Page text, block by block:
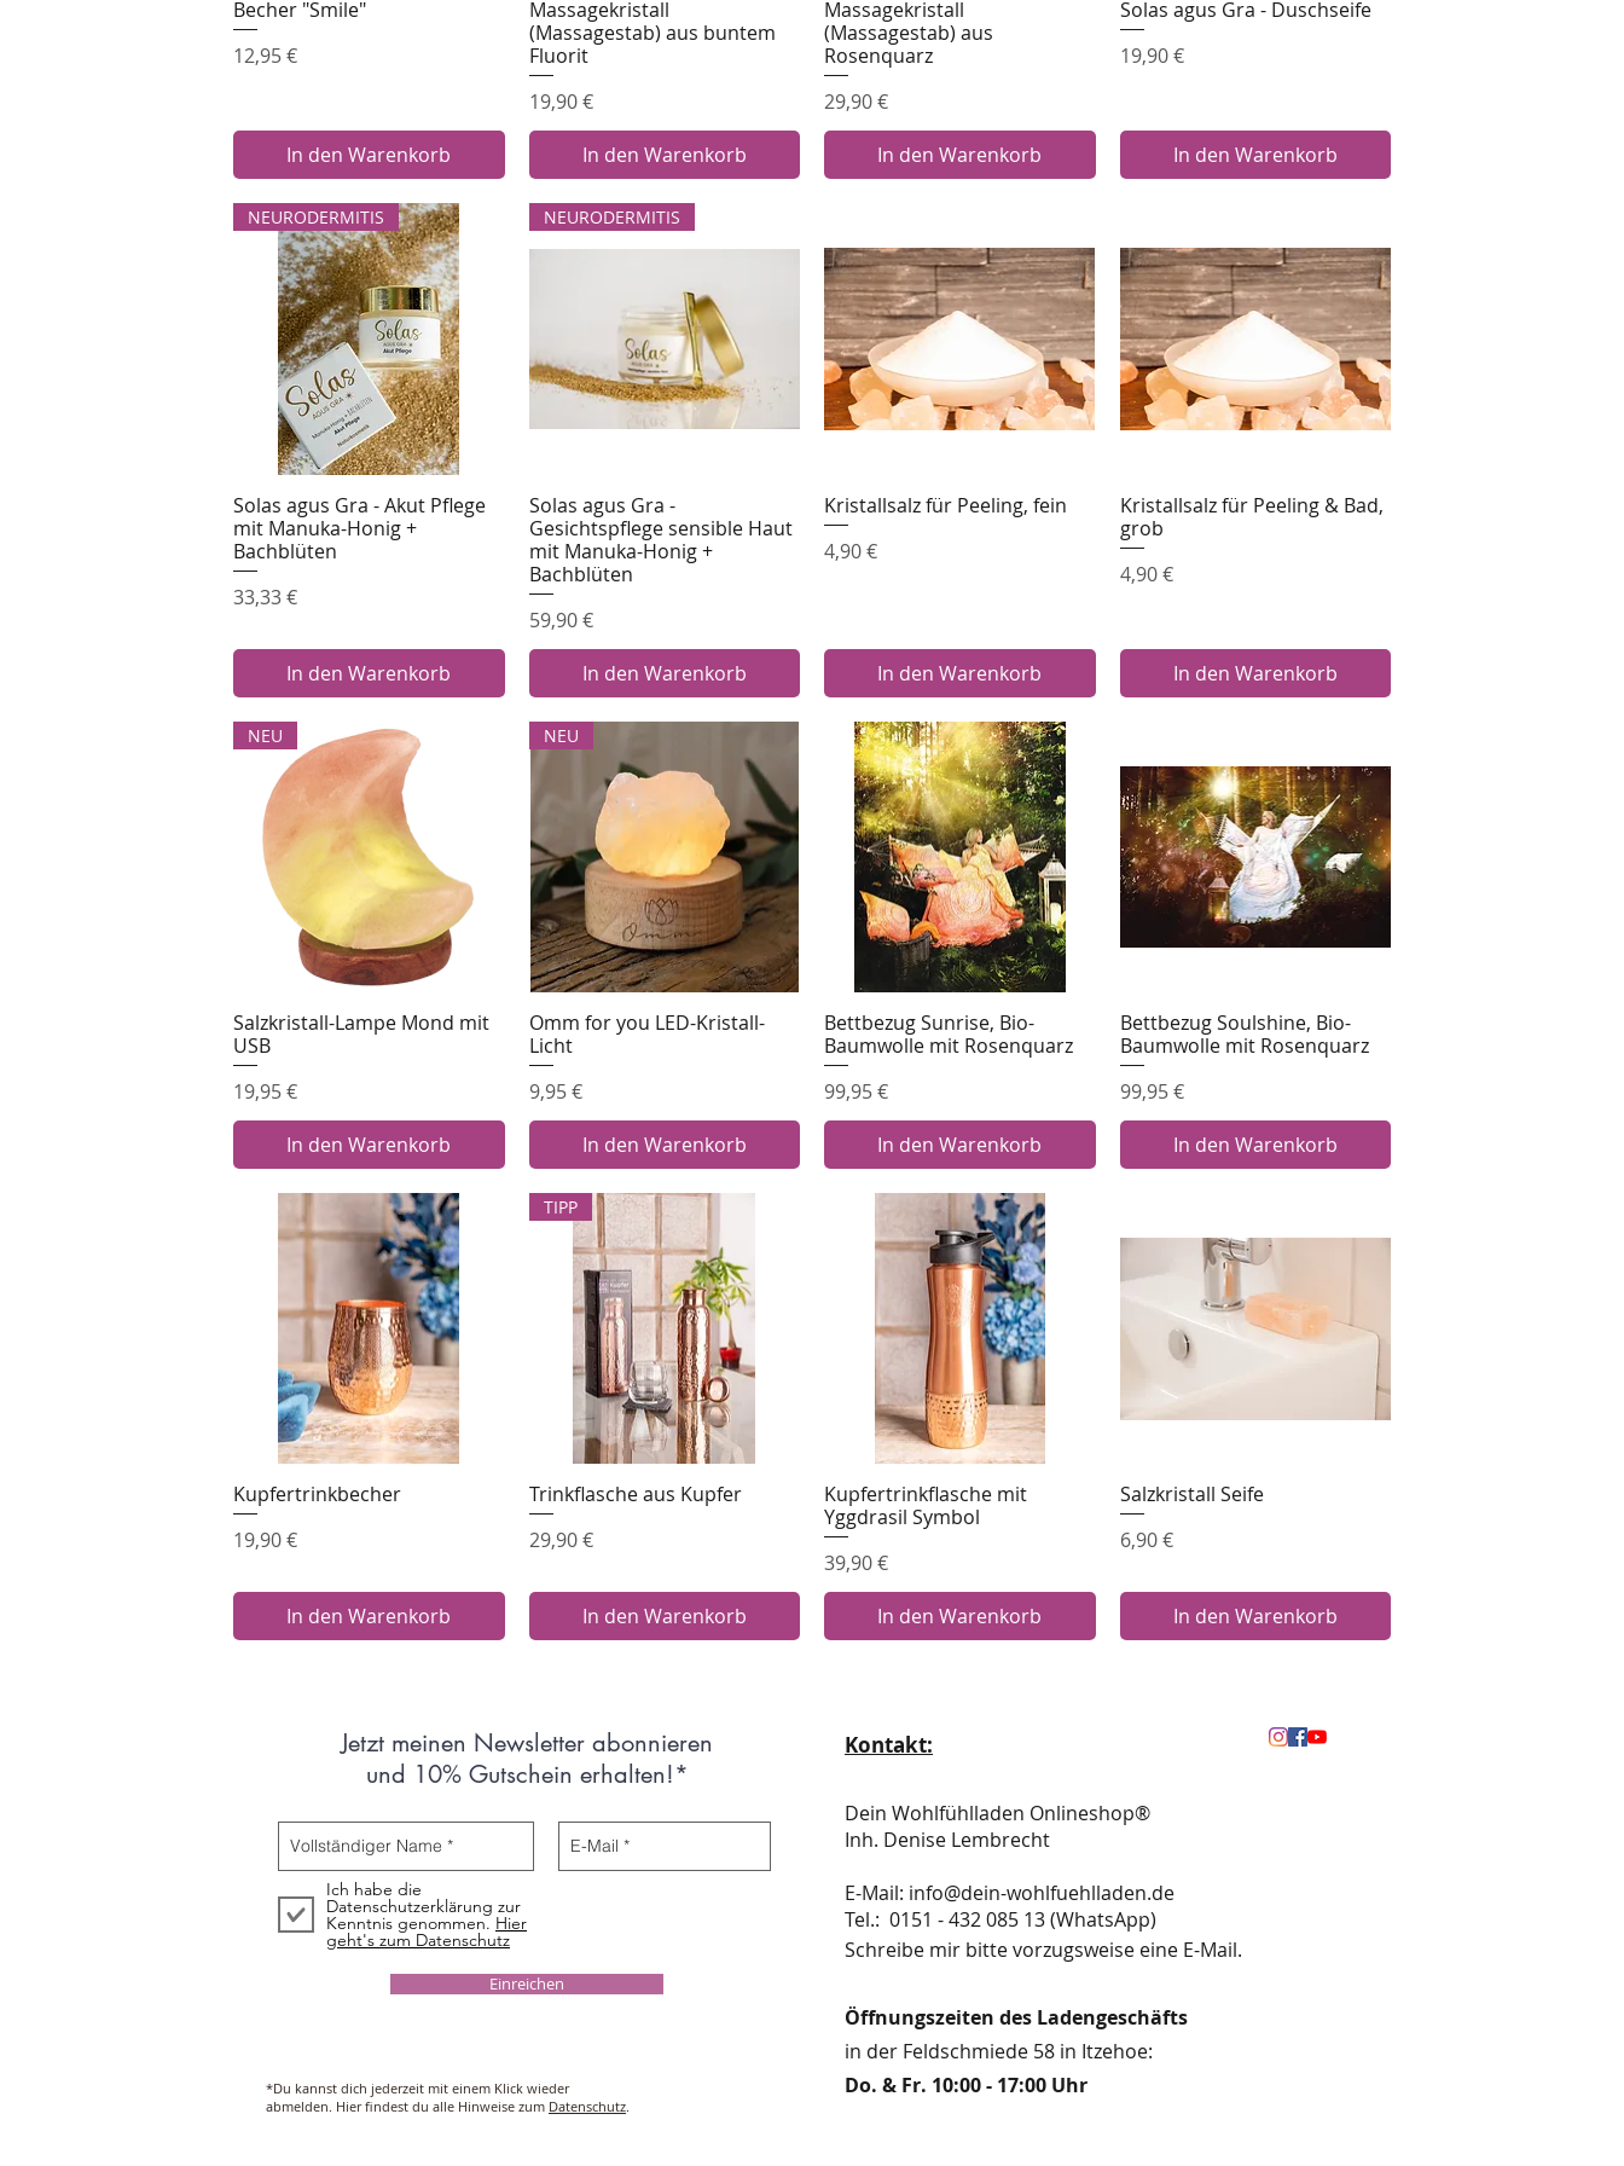
Schnellansicht
Becher "Smile"
Preis
12,95 €
In den Warenkorb
Schnellansicht
Massagekristall
(Massagestab) aus buntem
Fluorit
Preis
19,90 €
In den Warenkorb
Schnellansicht
Massagekristall
(Massagestab) aus
Rosenquarz
Preis
29,90 €
In den Warenkorb
Schnellansicht
Solas agus Gra - Duschseife
Preis
19,90 €
In den Warenkorb
Schnellansicht
NEURODERMITIS
Solas agus Gra - Akut Pflege
mit Manuka-Honig +
Bachblüten
Preis
33,33 €
In den Warenkorb
Schnellansicht
NEURODERMITIS
Solas agus Gra -
Gesichtspflege sensible Haut
mit Manuka-Honig +
Bachblüten
Preis
59,90 €
In den Warenkorb
Schnellansicht
Kristallsalz für Peeling, fein
Preis
4,90 €
In den Warenkorb
Schnellansicht
Kristallsalz für Peeling & Bad,
grob
Preis
4,90 €
In den Warenkorb
Schnellansicht
NEU
Salzkristall-Lampe Mond mit
USB
Preis
19,95 €
In den Warenkorb
Schnellansicht
NEU
Omm for you LED-Kristall-
Licht
Preis
9,95 €
In den Warenkorb
Schnellansicht
Bettbezug Sunrise, Bio-
Baumwolle mit Rosenquarz
Preis
99,95 €
In den Warenkorb
Schnellansicht
Bettbezug Soulshine, Bio-
Baumwolle mit Rosenquarz
Preis
99,95 €
In den Warenkorb
Schnellansicht
Kupfertrinkbecher
Preis
19,90 €
In den Warenkorb
Schnellansicht
TIPP
Trinkflasche aus Kupfer
Preis
29,90 €
In den Warenkorb
Schnellansicht
Kupfertrinkflasche mit
Yggdrasil Symbol
Preis
39,90 €
In den Warenkorb
Schnellansicht
Salzkristall Seife
Preis
6,90 €
In den Warenkorb
Jetzt meinen Newsletter abonnieren
und 10% Gutschein erhalten!*
Ich habe die
Datenschutzerklärung zur
Kenntnis genommen. Hier
geht's zum Datenschutz
Einreichen
*Du kannst dich jederzeit mit einem Klick wieder
abmelden. Hier findest du alle Hinweise zum Datenschutz.
Kontakt:
Dein Wohlfühlladen Onlineshop®
Inh. Denise Lembrecht
E-Mail: info@dein-wohlfuehlladen.de
​​​​​​​​​​​​​​​​​​​​Tel.: 0151 - 432 085 13 (WhatsApp)
Schreibe mir bitte vorzugsweise eine E-Mail.
Öffnungszeiten des Ladengeschäfts
in der Feldschmiede 58 in Itzehoe:
Do. & Fr. 10:00 - 17:00 Uhr